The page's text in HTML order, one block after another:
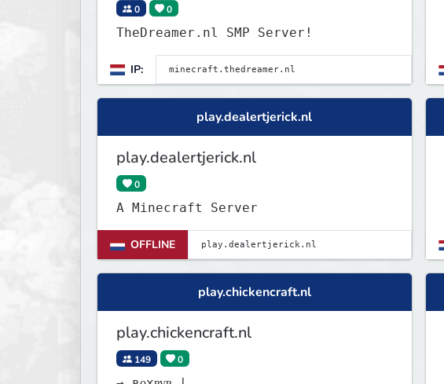
0 0
TheDreamer.nl SMP Server!
IP:
play.dealertjerick.nl
play.dealertjerick.nl
0
A Minecraft Server
OFFLINE
play.chickencraft.nl
play.chickencraft.nl
149 0